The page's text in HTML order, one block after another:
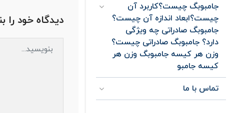
جامبوبگ چیست؟کاربرد آن
چیست؟ابعاد اندازه آن چیست؟
جامبوبگ صادراتی چه ویژگی
دارد؟ جامبوبگ صادراتی چیست؟
وزن هر کیسه جامبوبگ وزن هر
کیسه جامبو
تماس با ما
دیدگاه خود را